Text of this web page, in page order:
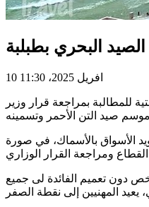
البحري بطبلبة
10 افريل 2025، 11:30
للمطالبة بمراجعة قرار وزير
الأسواق بالأسماك، في صورة
دون تعميم الفائدة لى جميع